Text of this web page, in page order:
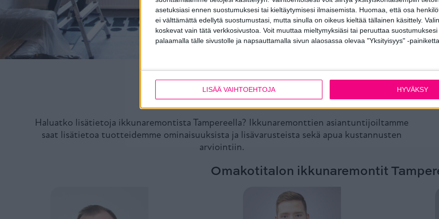
asetuksiasi ennen suostumuksesi tai kieltäytymisesi ilmaisemista.
Huomaa, että osa
ei välttämättä edellytä suostumustasi, mutta sinulla on oikeus kieltää tällainen käsittely.
koskevat vain tätä verkkosivustoa. Voit muuttaa mieltymyksiäsi tai peruuttaa
palaamalla tälle sivustolle ja napsauttamalla sivun alaosassa olevaa "Yksityisyys" -
LISÄÄ VAIHTOEHTOJA HYVÄKSY
Ikkunaremontti Tampere – Ota
Haluatko lisätietoja ikkunaremontista Tampereella? Ikkunaremonttien asiantuntijoiltamme
saat lisätietoa tuotteidemme ominaisuuksista ja lisävarusteista sekä apua kustannusten
arviointiin.
Omakotitalon ikkunaremontit